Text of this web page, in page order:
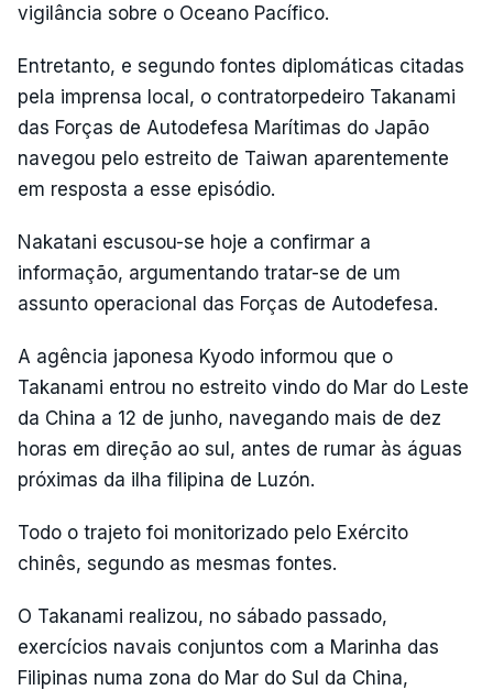
vigilância sobre o Oceano Pacífico.
Entretanto, e segundo fontes diplomáticas citadas
pela imprensa local, o contratorpedeiro Takanami
das Forças de Autodefesa Marítimas do Japão
navegou pelo estreito de Taiwan aparentemente
em resposta a esse episódio.
Nakatani escusou-se hoje a confirmar a
informação, argumentando tratar-se de um
assunto operacional das Forças de Autodefesa.
A agência japonesa Kyodo informou que o
Takanami entrou no estreito vindo do Mar do Leste
da China a 12 de junho, navegando mais de dez
horas em direção ao sul, antes de rumar às águas
próximas da ilha filipina de Luzón.
Todo o trajeto foi monitorizado pelo Exército
chinês, segundo as mesmas fontes.
O Takanami realizou, no sábado passado,
exercícios navais conjuntos com a Marinha das
Filipinas numa zona do Mar do Sul da China,